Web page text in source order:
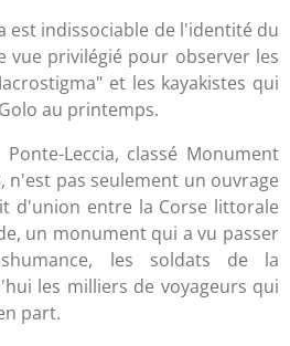
est indissociable de l'identité du
vue privilégié pour observer les
et les kayakistes qui
au printemps.
Leccia, classé Monument
n'est pas seulement un ouvrage
d'union entre la Corse littorale
un monument qui a vu passer
les soldats de la
les milliers de voyageurs qui
part.